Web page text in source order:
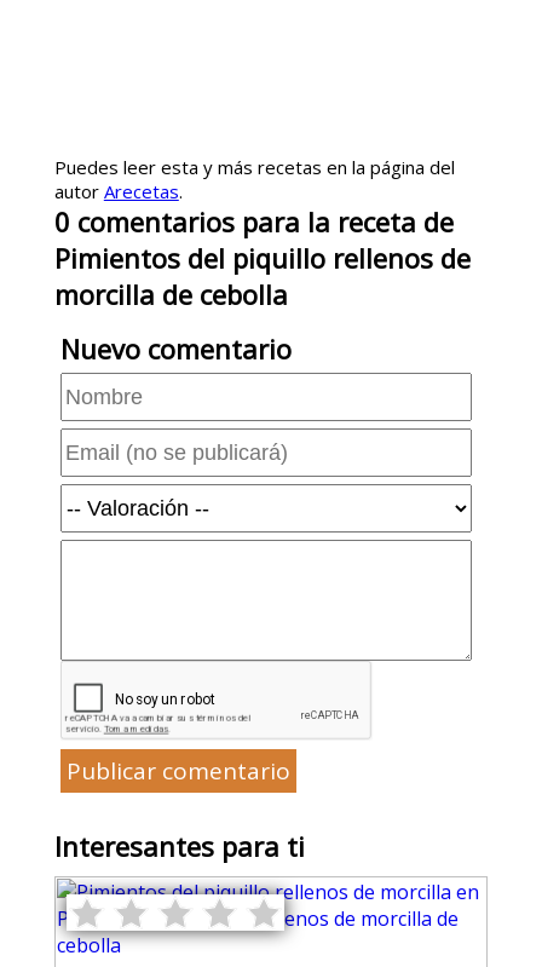
Puedes leer esta y más recetas en la página del
autor Arecetas.
0 comentariospara la receta de
Pimientos del piquillo rellenos de
morcilla de cebolla
Nuevo comentario
Publicar comentario
Interesantes para ti